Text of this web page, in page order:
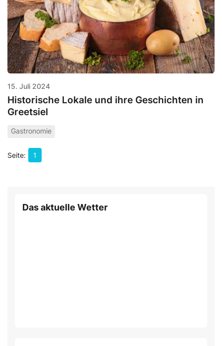
15. Juli 2024
Historische Lokale und ihre Geschichten in
Greetsiel
Gastronomie
1
Das aktuelle Wetter